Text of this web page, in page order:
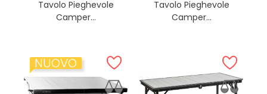
Tavolo Pieghevole
Camper...
Tavolo Pieghevole
Camper...
NUOVO